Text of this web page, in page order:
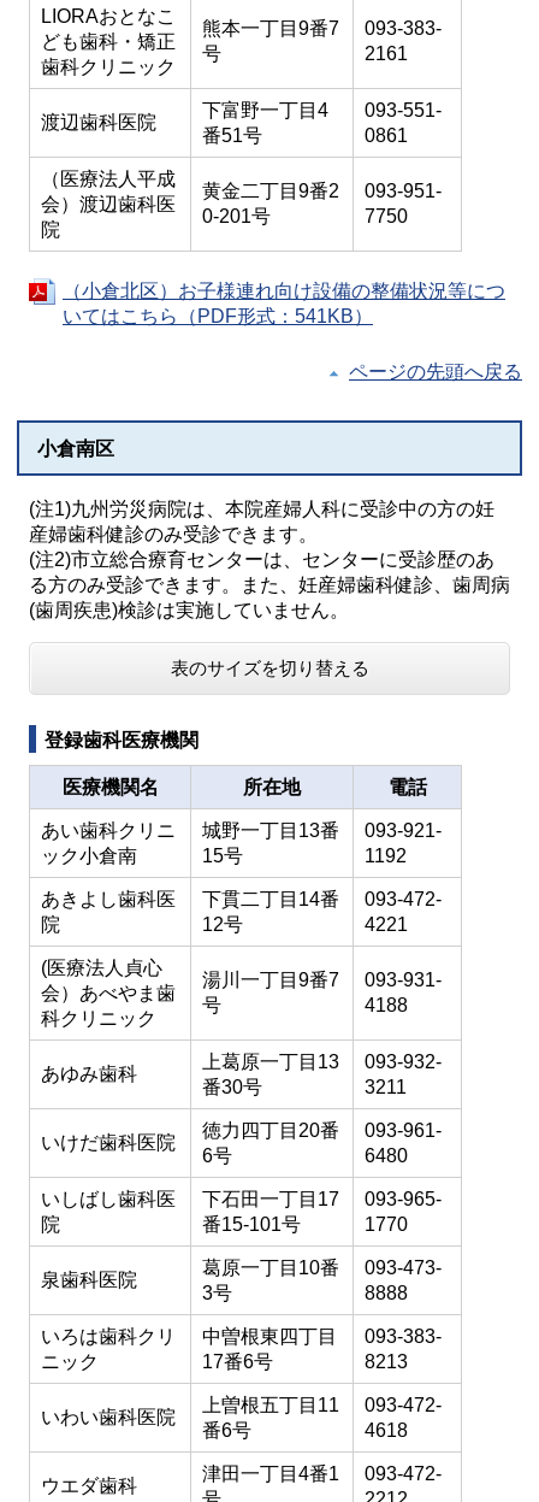
LIORAおとなこ
ども歯科・矯正
歯科クリニック
熊本一丁目9番7
号
093-383-
2161
渡辺歯科医院
下富野一丁目4
番51号
093-551-
0861
（医療法人平成
会）渡辺歯科医
院
黄金二丁目9番2
0-201号
093-951-
7750
（小倉北区）お子様連れ向け設備の整備状況等につ
いてはこちら（PDF形式：541KB）
ページの先頭へ戻る
小倉南区
(注1)九州労災病院は、本院産婦人科に受診中の方の妊
産婦歯科健診のみ受診できます。
(注2)市立総合療育センターは、センターに受診歴のあ
る方のみ受診できます。また、妊産婦歯科健診、歯周病
(歯周疾患)検診は実施していません。
表のサイズを切り替える
登録歯科医療機関
医療機関名 所在地 電話
あい歯科クリニ
ック小倉南
城野一丁目13番
15号
093-921-
1192
あきよし歯科医
院
下貫二丁目14番
12号
093-472-
4221
(医療法人貞心
会）あべやま歯
科クリニック
湯川一丁目9番7
号
093-931-
4188
あゆみ歯科
上葛原一丁目13
番30号
093-932-
3211
いけだ歯科医院
徳力四丁目20番
6号
093-961-
6480
いしばし歯科医
院
下石田一丁目17
番15-101号
093-965-
1770
泉歯科医院
葛原一丁目10番
3号
093-473-
8888
いろは歯科クリ
ニック
中曽根東四丁目
17番6号
093-383-
8213
いわい歯科医院
上曽根五丁目11
番6号
093-472-
4618
ウエダ歯科
津田一丁目4番1
093-472-